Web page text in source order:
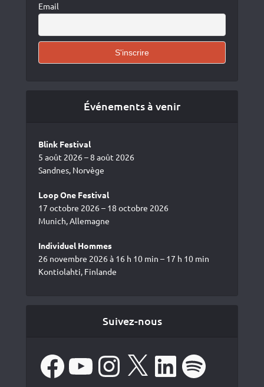
Email
Événements à venir
Blink Festival
5 août 2026 – 8 août 2026
Sandnes, Norvège
Loop One Festival
17 octobre 2026 – 18 octobre 2026
Munich, Allemagne
Individuel Hommes
26 novembre 2026 à 16 h 10 min – 17 h 10 min
Kontiolahti, Finlande
Suivez-nous
FacebookYouTube Instagram LinkedIn Spotify